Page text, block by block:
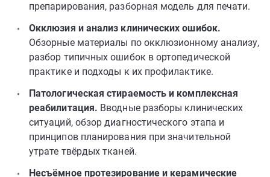
препарирования, разборная модель для печати.
Окклюзия и анализ клинических ошибок.
Обзорные материалы по окклюзионному анализу,
разбор типичных ошибок в ортопедической
практике и подходы к их профилактике.
Патологическая стираемость и комплексная
реабилитация. Вводные разборы клинических
ситуаций, обзор диагностического этапа и
принципов планирования при значительной
утрате твёрдых тканей.
Несъёмное протезирование и керамические